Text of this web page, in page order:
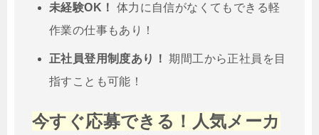
未経験OK！
体力に自信がなくてもできる軽
作業の仕事もあり！
正社員登用制度あり！ 期間工から正社員を目
指すことも可能！
今すぐ応募できる！人気メーカ